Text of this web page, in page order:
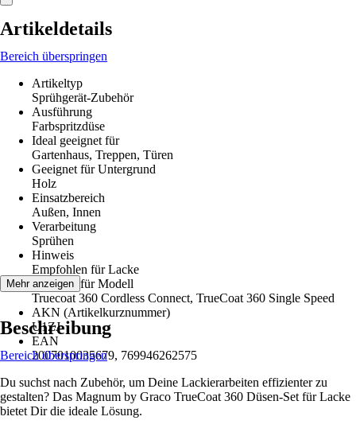
Artikeldetails
Bereich überspringen
Artikeltyp
Sprühgerät-Zubehör
Ausführung
Farbspritzdüse
Ideal geeignet für
Gartenhaus, Treppen, Türen
Geeignet für Untergrund
Holz
Einsatzbereich
Außen, Innen
Verarbeitung
Sprühen
Hinweis
Empfohlen für Lacke
Geeignet für Modell
Truecoat 360 Cordless Connect, TrueCoat 360 Single Speed
AKN (Artikelkurznummer)
U1ZJ
EAN
2007010035679, 769946262575
Mehr anzeigen
Beschreibung
Bereich überspringen
Du suchst nach Zubehör, um Deine Lackierarbeiten effizienter zu
gestalten? Das Magnum by Graco TrueCoat 360 Düsen-Set für Lacke
bietet Dir die ideale Lösung.